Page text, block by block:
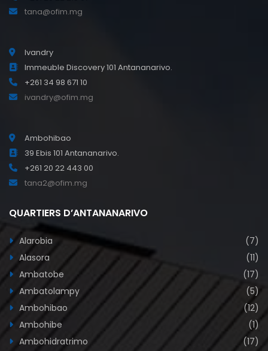
tana@ofim.mg
Ivandry
Immeuble Discovery 101 Antananarivo.
+261 34 98 671 10
ivandry@ofim.mg
Ambohibao
39 Ebis 101 Antananarivo.
+261 20 22 443 00
tana2@ofim.mg
QUARTIERS D’ANTANANARIVO
Alarobia
(7)
Alasora
(11)
Ambatobe
(17)
Ambatolampy
(5)
Ambohibao
(12)
Ambohibe
(1)
Ambohidratrimo
(17)